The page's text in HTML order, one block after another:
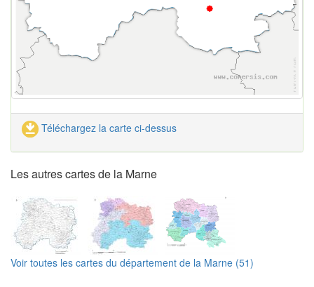
Téléchargez la carte ci-dessus
Les autres cartes de la Marne
Voir toutes les cartes du département de la Marne (51)